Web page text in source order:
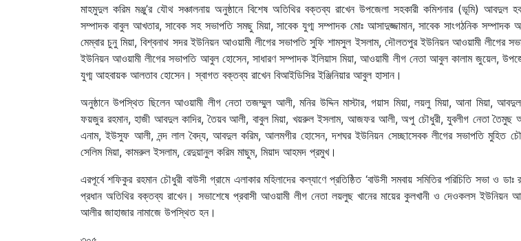
মাহমুদুল করিম মঞ্জু’র যৌথ সঞ্চালনায় অনুষ্ঠানে বিশেষ অতিথির বক্তব্য রাখেন উপজেলা সহকারী কমিশনার (ভূমি) আবদুল
সম্পাদক বাবুল আখতার, সাবেক সহ সভাপতি সমছু মিয়া, সাবেক যুগ্ম সম্পাদক মোঃ আসাদুজ্জামান, সাবেক সাংগঠনিক সম্পাদক
মেম্বার চুনু মিয়া, বিশ্বনাথ সদর ইউনিয়ন আওয়ামী লীগের সভাপতি সুফি শামসুল ইসলাম, দৌলতপুর ইউনিয়ন আওয়ামী লীগের
ইউনিয়ন আওয়ামী লীগের সভাপতি আবুল হোসেন, সাধারণ সম্পাদক ইলিয়াস মিয়া, আওয়ামী লীগ নেতা আবুল কালাম জুয়েল,
যুগ্ম আহবায়ক আলতাব হোসেন। স্বাগত বক্তব্য রাখেন বিআইডিসির ইঞ্জিনিয়ার আবুল হাসান।
অনুষ্ঠানে উপস্থিত ছিলেন আওয়ামী লীগ নেতা তজম্মুল আলী, মনির উদ্দিন মাস্টার, গয়াস মিয়া, লয়লু মিয়া, আনা মিয়া,
ফয়জুর রহমান, হাজী আবদুল কাদির, তৈয়ব আলী, বাবুল মিয়া, খয়রুল ইসলাম, আজফর আলী, অপু চৌধুরী, যুবলীগ নেতা তৈমুছ
এনাম, ইউসুফ আলী, নন্দ লাল বৈদ্য, আবদুল করিম, আলমগীর হোসেন, দশঘর ইউনিয়ন সেচ্ছাসেবক লীগের সভাপতি মুহিত
সেলিম মিয়া, কামরুল ইসলাম, রেদুয়ানুল করিম মাছুম, মিয়াদ আহমদ প্রমুখ।
এরপূর্বে শফিকুর রহমান চৌধুরী বাউসী গ্রামে এলাকার মহিলাদের কল্যাণে প্রতিষ্ঠিত ‘বাউসী সমবায় সমিতির পরিচিতি সভা ও ডাঃ
প্রধান অতিথির বক্তব্য রাখেন। সভাশেষে প্রবাসী আওয়ামী লীগ নেতা লয়লুছ খানের মায়ের কুলখানী ও দেওকলস ইউনিয়ন
আলীর জাহাজার নামাজে উপস্থিত হন।